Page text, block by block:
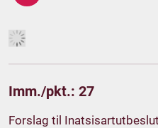
Imm./pkt.: 27
Forslag til